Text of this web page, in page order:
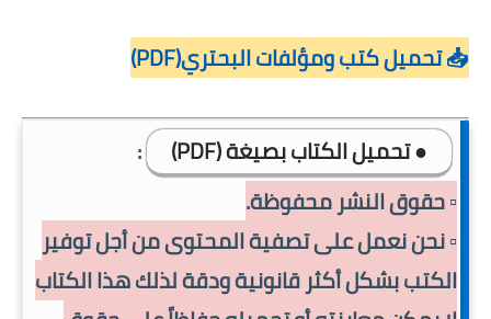
📥 تحميل كتب ومؤلفات البحتري(PDF)
● تحميل الكتاب بصيغة (PDF)
:
▫️ حقوق النشر محفوظة.
▫️ نحن نعمل على تصفية المحتوى من أجل توفير
الكتب بشكل أكثر قانونية ودقة لذلك هذا الكتاب